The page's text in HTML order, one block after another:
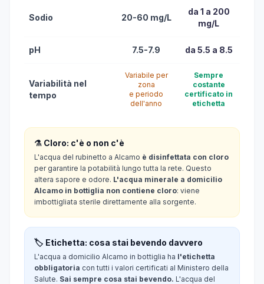
Sodio 20-60 mg/L
da 1 a 200
mg/L
pH 7.5-7.9 da 5.5 a 8.5
Variabilità nel
tempo
Variabile per
zona
e periodo
dell'anno
Sempre
costante
certificato in
etichetta
⚗️ Cloro: c'è o non c'è
L'acqua del rubinetto a Alcamo è disinfettata con cloro
per garantire la potabilità lungo tutta la rete. Questo
altera sapore e odore. L'acqua minerale a domicilio
Alcamo in bottiglia non contiene cloro: viene
imbottigliata sterile direttamente alla sorgente.
🏷️ Etichetta: cosa stai bevendo davvero
L'acqua a domicilio Alcamo in bottiglia ha l'etichetta
obbligatoria con tutti i valori certificati al Ministero della
Salute. Sai sempre cosa stai bevendo. L'acqua del